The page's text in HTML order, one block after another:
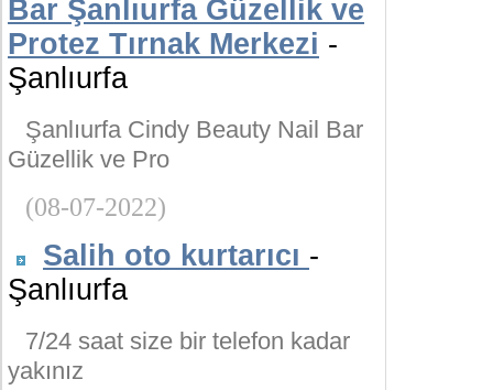
Bar Şanlıurfa Güzellik ve
Protez Tırnak Merkezi -
Şanlıurfa
Şanlıurfa Cindy Beauty Nail Bar
Güzellik ve Pro
(08-07-2022)
Salih oto kurtarıcı -
Şanlıurfa
7/24 saat size bir telefon kadar
yakınız